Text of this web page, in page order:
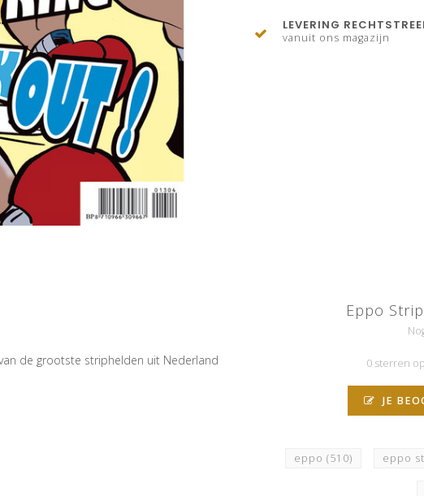
LEVERING
vanuit ons magazijn
de grootste striphelden uit Nederland
Eppo
0 sterren
JE
eppo (510) eppo